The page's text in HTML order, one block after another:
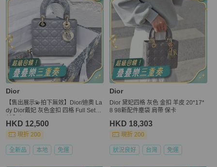
Dior
【售出展示💫拍下無效】Dior/迪奧 La
dy Dior戴妃 灰色金扣 四格 Full Set全
HKD 12,500
現折 200
全新品 本地 免運
Dior
Dior 黛妃四格 灰色 金扣 羊皮 20*17*
8 98新配件塵袋 肩帶 保卡
HKD 18,303
現折 200
狀況良好 台灣 免運